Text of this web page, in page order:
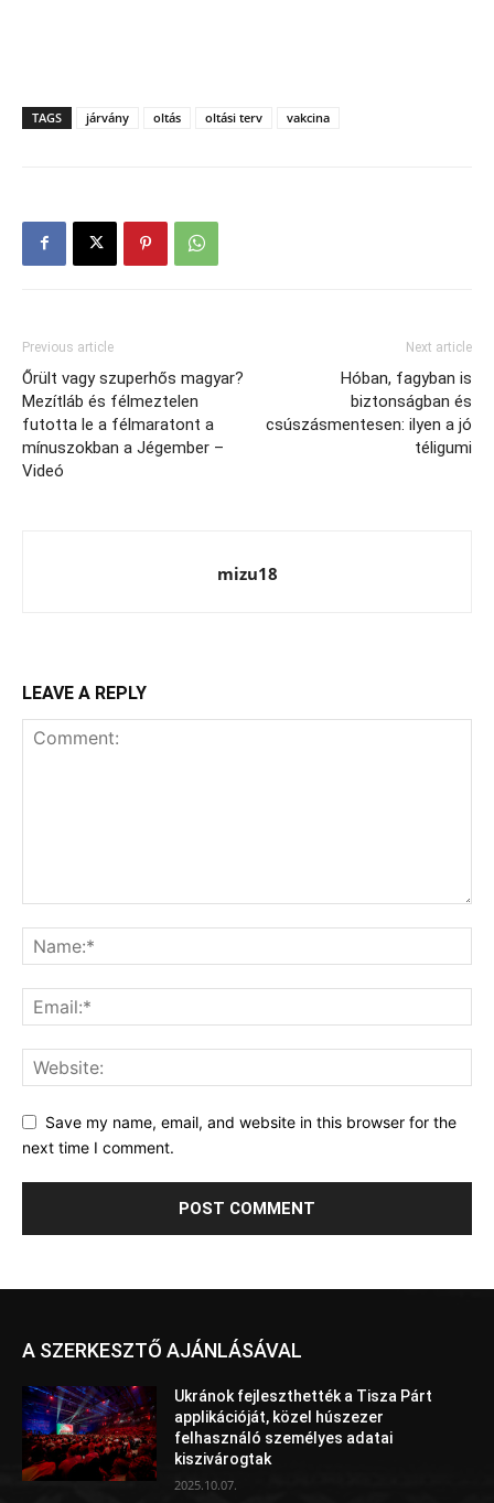
TAGS járvány oltás oltási terv vakcina
Previous article
Őrült vagy szuperhős magyar?
Mezítláb és félmeztelen
futotta le a félmaratont a
mínuszokban a Jégember –
Videó
Next article
Hóban, fagyban is
biztonságban és
csúszásmentesen: ilyen a jó
téligumi
mizu18
LEAVE A REPLY
Save my name, email, and website in this browser for the
next time I comment.
A SZERKESZTŐ AJÁNLÁSÁVAL
Ukránok fejleszthették a Tisza Párt
applikációját, közel húszezer
felhasználó személyes adatai
kiszivárogtak
2025.10.07.